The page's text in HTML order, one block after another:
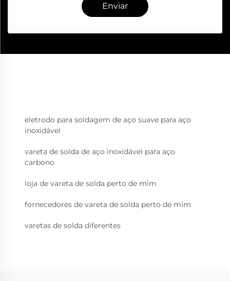
Enviar
eletrodo para soldagem de aço suave para aço
inoxidável
vareta de solda de aço inoxidável para aço
carbono
loja de vareta de solda perto de mim
fornecedores de vareta de solda perto de mim
varetas de solda diferentes